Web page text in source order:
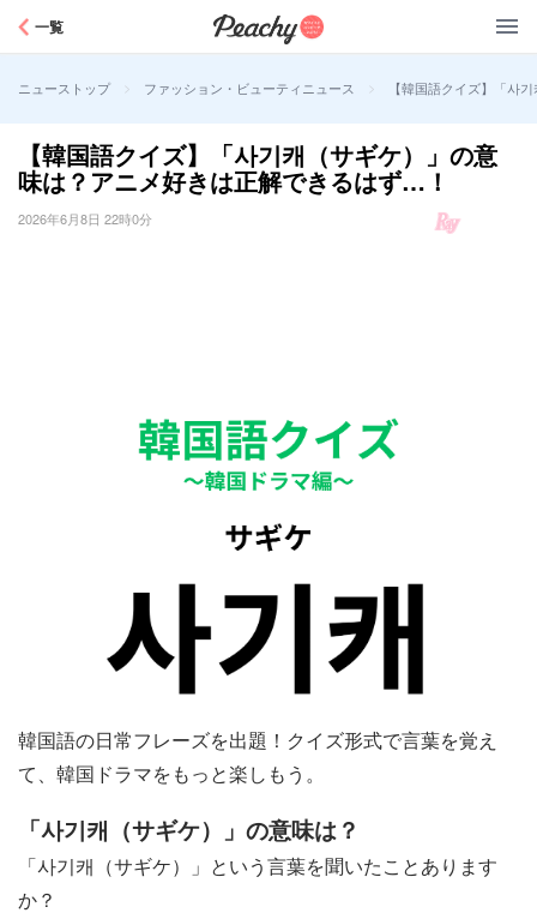
一覧
ニューストップ > ファッション・ビューティニュース > 【韓国語クイズ】「사
【韓国語クイズ】「사기캐（サギケ）」の意
味は？アニメ好きは正解できるはず…！
2026年6月8日 22時0分
韓国語の日常フレーズを出題！クイズ形式で言葉を覚え
て、韓国ドラマをもっと楽しもう。
「사기캐（サギケ）」の意味は？
「사기캐（サギケ）」という言葉を聞いたことあります
か？